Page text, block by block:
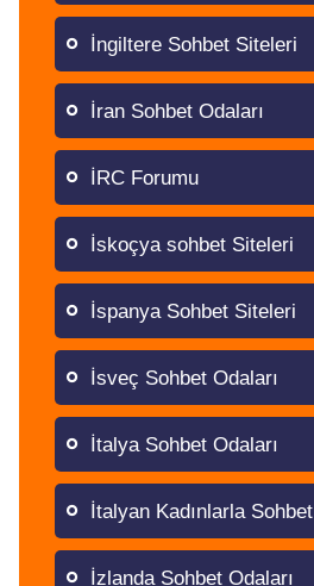
İngiltere Sohbet Siteleri
İran Sohbet Odaları
İRC Forumu
İskoçya sohbet Siteleri
İspanya Sohbet Siteleri
İsveç Sohbet Odaları
İtalya Sohbet Odaları
İtalyan Kadınlarla Sohbet
İzlanda Sohbet Odaları